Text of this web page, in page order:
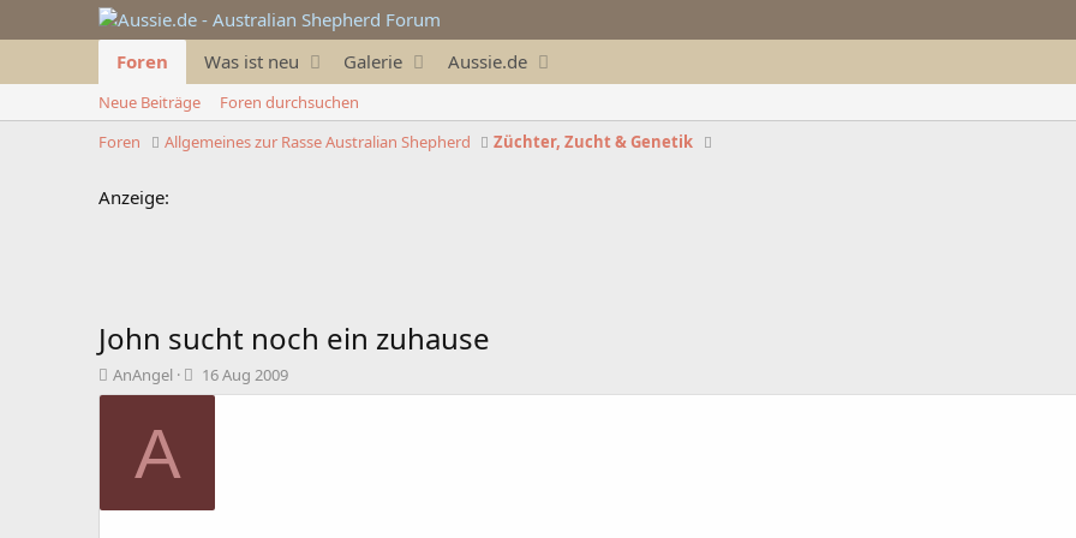
Foren Was ist neu Galerie Aussie.de
Neue Beiträge
Foren durchsuchen
Foren
Allgemeines zur Rasse Australian Shepherd Züchter, Zucht & Genetik
Anzeige:
John sucht noch ein zuhause
T
h
AnAngel
B
e
16 Aug 2009
A